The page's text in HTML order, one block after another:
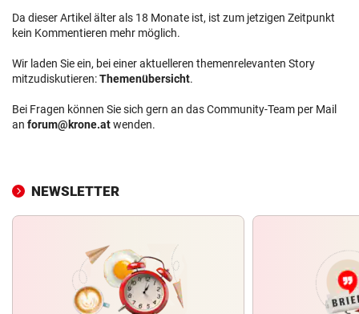
Da dieser Artikel älter als 18 Monate ist, ist zum jetzigen Zeitpunkt
kein Kommentieren mehr möglich.
Wir laden Sie ein, bei einer aktuelleren themenrelevanten Story
mitzudiskutieren:Themenübersicht.
Bei Fragen können Sie sich gern an das Community-Team per Mail
an forum@krone.atwenden.
NEWSLETTER